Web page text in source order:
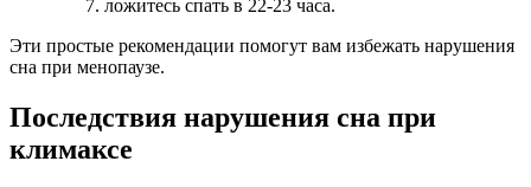
ложитесь спать в 22-23 часа.
Эти простые рекомендации помогут вам избежать нарушения
сна при менопаузе.
Последствия нарушения сна при
климаксе